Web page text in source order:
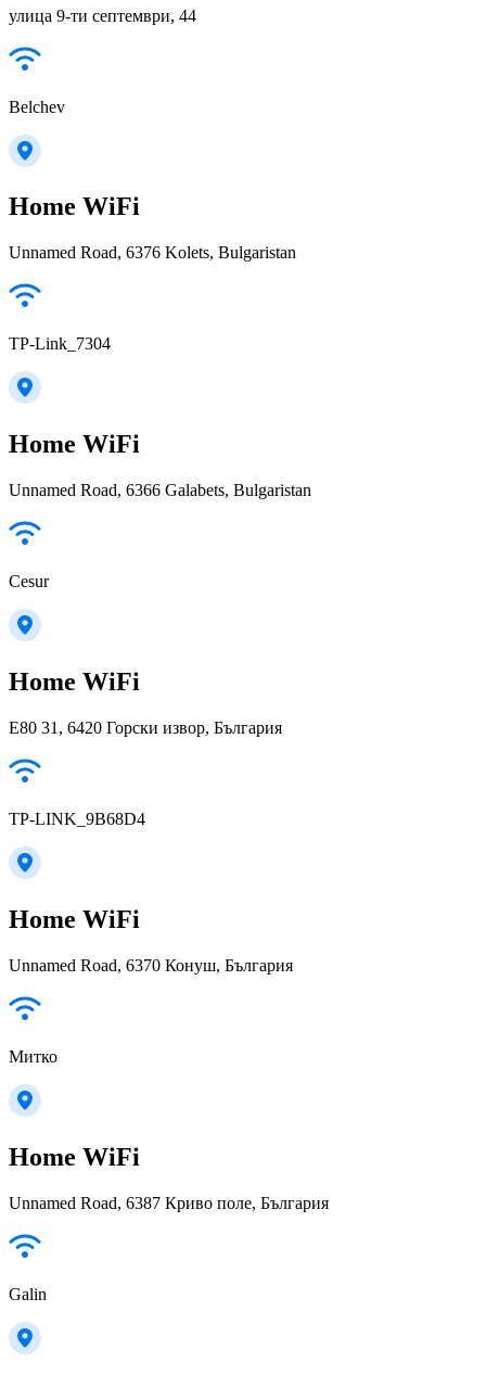
улица 9-ти септември, 44
Belchev
Home WiFi
Unnamed Road, 6376 Kolets, Bulgaristan
TP-Link_7304
Home WiFi
Unnamed Road, 6366 Galabets, Bulgaristan
Cesur
Home WiFi
E80 31, 6420 Горски извор, България
TP-LINK_9B68D4
Home WiFi
Unnamed Road, 6370 Конуш, България
Митко
Home WiFi
Unnamed Road, 6387 Криво поле, България
Galin